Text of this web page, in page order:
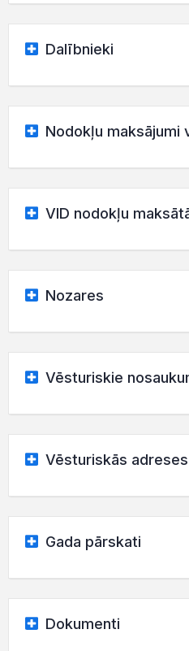
Dalībnieki
Nodokļu maksājumi
VID nodokļu
Nozares
Vēsturiskie
Vēsturiskās adreses
Gada pārskati
Dokumenti